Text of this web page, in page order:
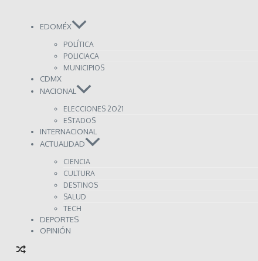
EDOMÉX
POLÍTICA
POLICIACA
MUNICIPIOS
CDMX
NACIONAL
ELECCIONES 2O21
ESTADOS
INTERNACIONAL
ACTUALIDAD
CIENCIA
CULTURA
DESTINOS
SALUD
TECH
DEPORTES
OPINIÓN